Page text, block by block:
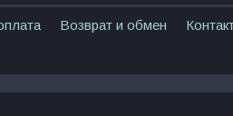
Возврат и обмен